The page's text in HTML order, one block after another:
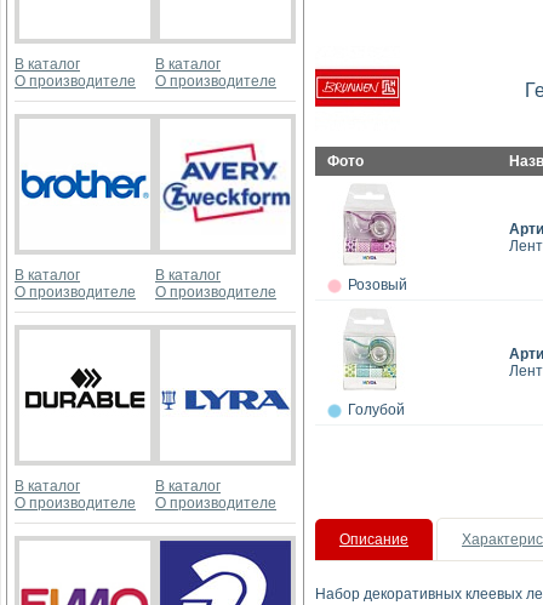
В каталог
О производителе
В каталог
О производителе
В каталог
О производителе
В каталог
О производителе
В каталог
О производителе
В каталог
О производителе
Фото
Розовый
Голубой
Описание
Набор декоративных клеевых